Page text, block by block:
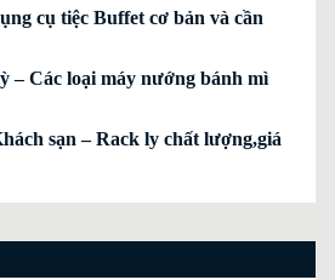
cụ tiệc Buffet cơ bản và cần
– Các loại máy nướng bánh mì
sạn – Rack ly chất lượng,giá